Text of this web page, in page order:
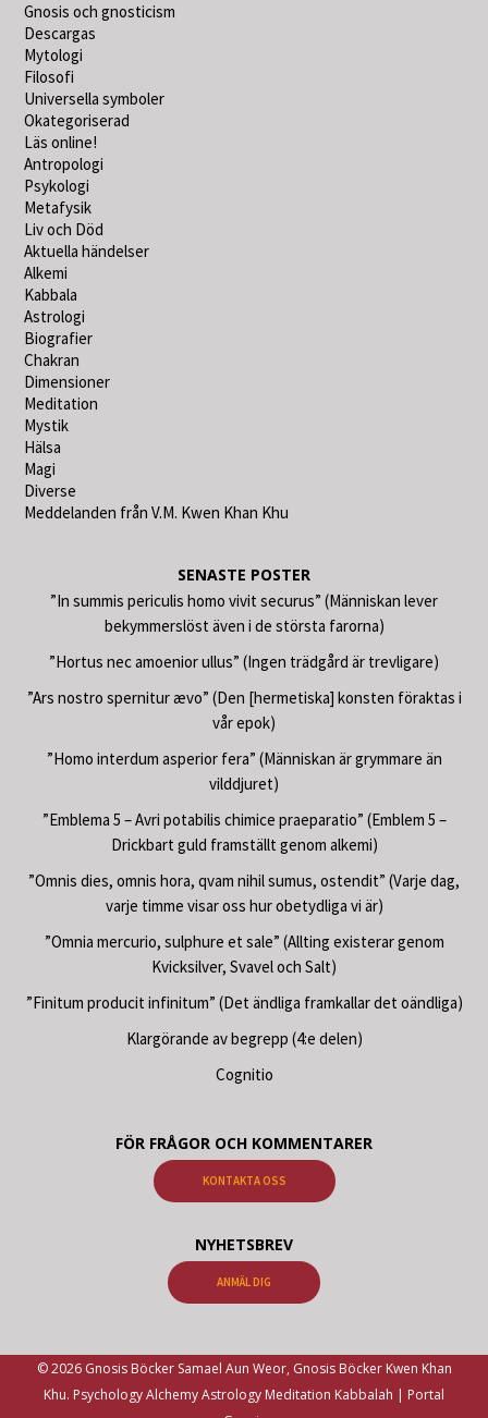
Gnosis och gnosticism
Descargas
Mytologi
Filosofi
Universella symboler
Okategoriserad
Läs online!
Antropologi
Psykologi
Metafysik
Liv och Död
Aktuella händelser
Alkemi
Kabbala
Astrologi
Biografier
Chakran
Dimensioner
Meditation
Mystik
Hälsa
Magi
Diverse
Meddelanden från V.M. Kwen Khan Khu
SENASTE POSTER
”In summis periculis homo vivit securus” (Människan lever
bekymmerslöst även i de största farorna)
”Hortus nec amoenior ullus” (Ingen trädgård är trevligare)
”Ars nostro spernitur ævo” (Den [hermetiska] konsten föraktas i
vår epok)
”Homo interdum asperior fera” (Människan är grymmare än
vilddjuret)
”Emblema 5 – Avri potabilis chimice praeparatio” (Emblem 5 –
Drickbart guld framställt genom alkemi)
”Omnis dies, omnis hora, qvam nihil sumus, ostendit” (Varje dag,
varje timme visar oss hur obetydliga vi är)
”Omnia mercurio, sulphure et sale” (Allting existerar genom
Kvicksilver, Svavel och Salt)
”Finitum producit infinitum” (Det ändliga framkallar det oändliga)
Klargörande av begrepp (4:e delen)
Cognitio
FÖR FRÅGOR OCH KOMMENTARER
KONTAKTA OSS
NYHETSBREV
ANMÄL DIG
© 2026 Gnosis Böcker Samael Aun Weor, Gnosis Böcker Kwen Khan
Khu. Psychology Alchemy Astrology Meditation Kabbalah | Portal